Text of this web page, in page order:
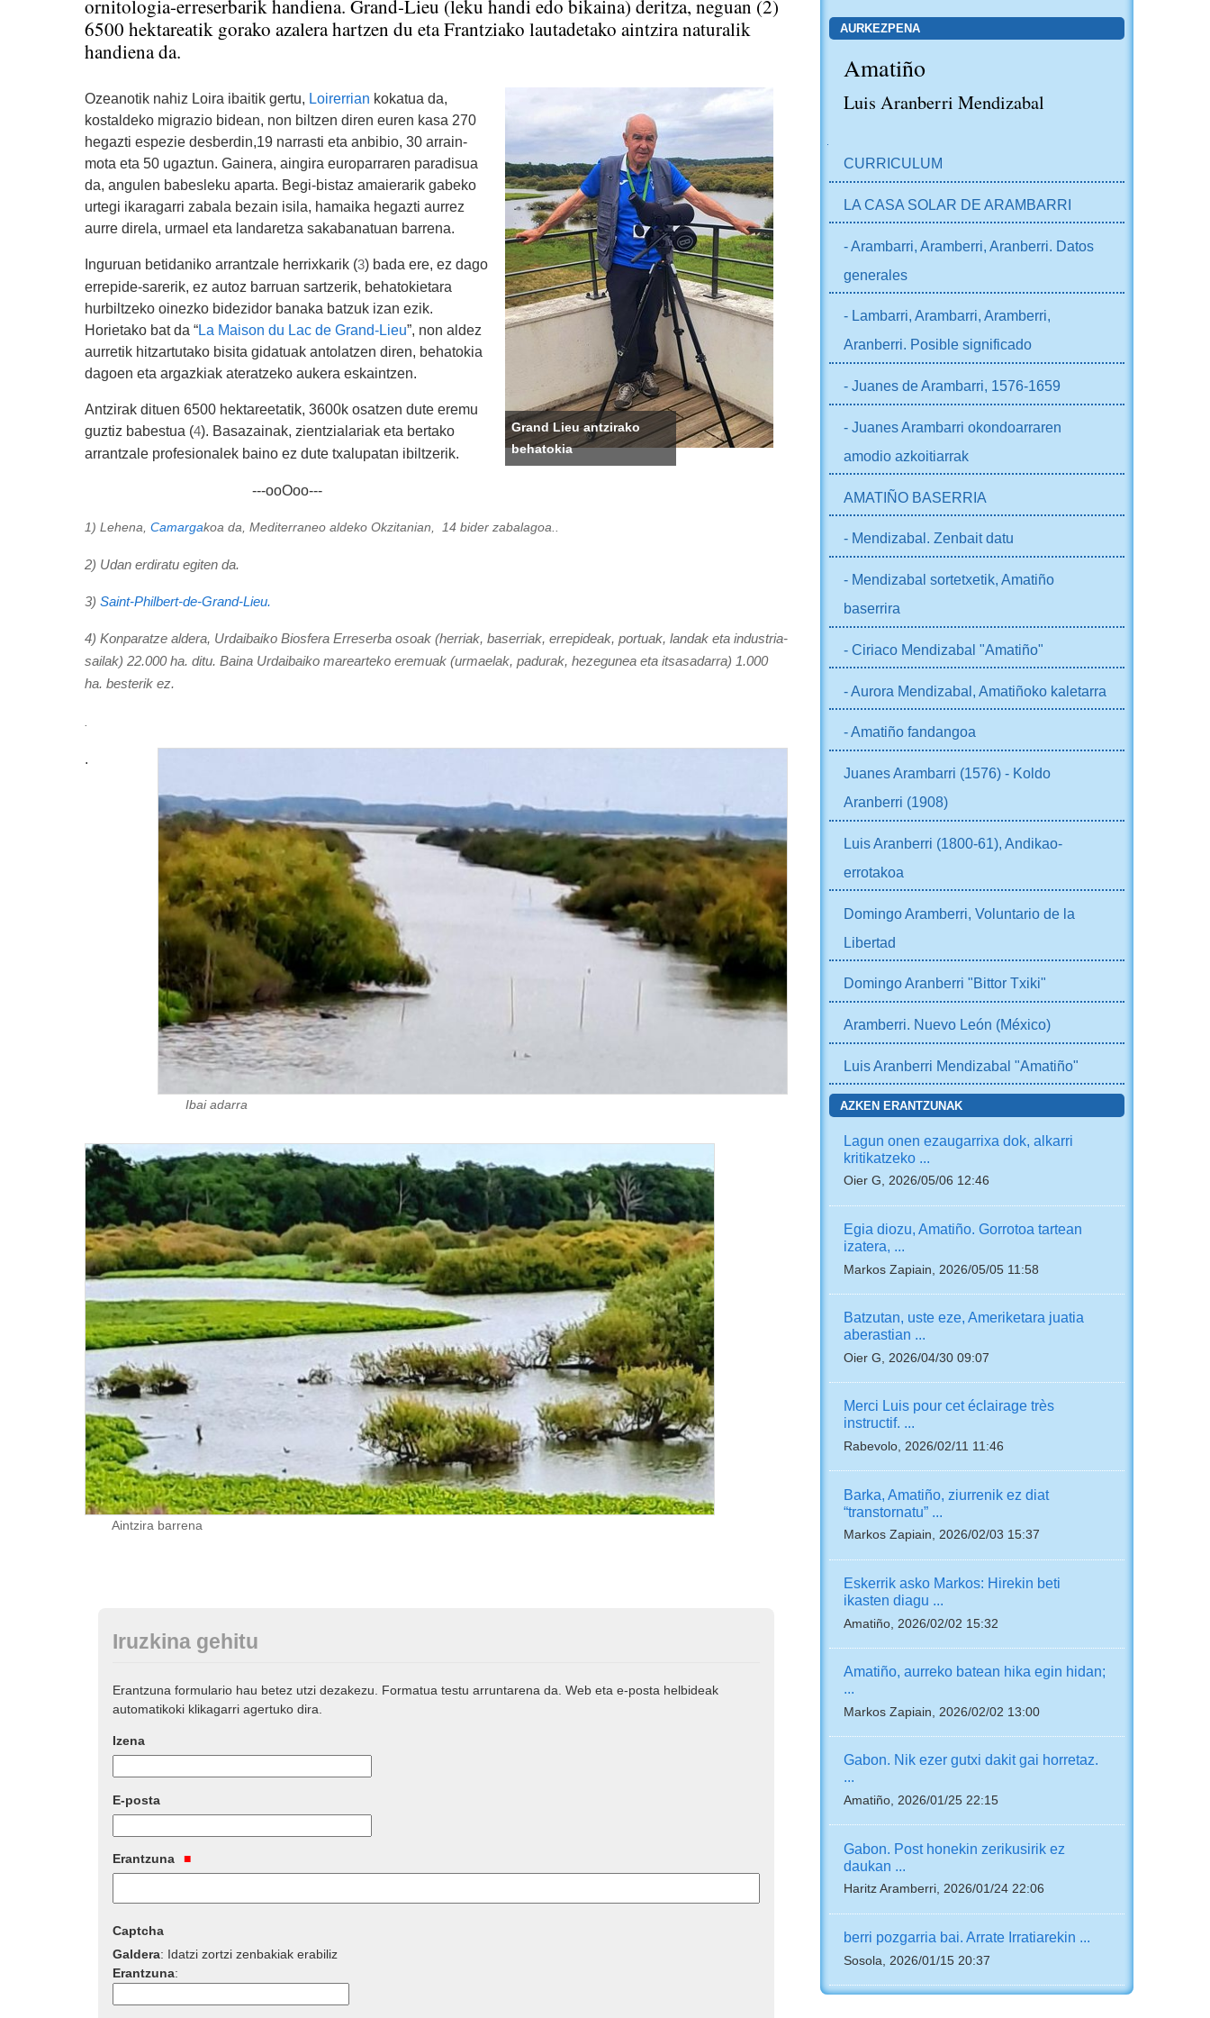
ornitologia-erreserbarik handiena. Grand-Lieu (leku handi edo bikaina) deritza, neguan (2)
6500 hektareatik gorako azalera hartzen du eta Frantziako lautadetako aintzira naturalik
handiena da.
Grand Lieu antzirako
behatokia
Ozeanotik nahiz Loira ibaitik gertu, Loirerrian kokatua da,
kostaldeko migrazio bidean, non biltzen diren euren kasa 270
hegazti espezie desberdin,19 narrasti eta anbibio, 30 arrain-
mota eta 50 ugaztun. Gainera, aingira europarraren paradisua
da, angulen babesleku aparta. Begi-bistaz amaierarik gabeko
urtegi ikaragarri zabala bezain isila, hamaika hegazti aurrez
aurre direla, urmael eta landaretza sakabanatuan barrena.
Inguruan betidaniko arrantzale herrixkarik (3) bada ere, ez dago
errepide-sarerik, ez autoz barruan sartzerik, behatokietara
hurbiltzeko oinezko bidezidor banaka batzuk izan ezik.
Horietako bat da “La Maison du Lac de Grand-Lieu”, non aldez
aurretik hitzartutako bisita gidatuak antolatzen diren, behatokia
dagoen eta argazkiak ateratzeko aukera eskaintzen.
Antzirak dituen 6500 hektareetatik, 3600k osatzen dute eremu
guztiz babestua (4). Basazainak, zientzialariak eta bertako
arrantzale profesionalek baino ez dute txalupatan ibiltzerik.
---ooOoo---
1) Lehena, Camargakoa da, Mediterraneo aldeko Okzitanian, 14 bider zabalagoa..
2) Udan erdiratu egiten da.
3) Saint-Philbert-de-Grand-Lieu.
4) Konparatze aldera, Urdaibaiko Biosfera Erreserba osoak (herriak, baserriak, errepideak, portuak, landak eta industria-
sailak) 22.000 ha. ditu. Baina Urdaibaiko marearteko eremuak (urmaelak, padurak, hezegunea eta itsasadarra) 1.000
ha. besterik ez.
Ibai adarra
.
Aintzira barrena
Iruzkina gehitu
Erantzuna formulario hau betez utzi dezakezu. Formatua testu arruntarena da. Web eta e-posta helbideak
automatikoki klikagarri agertuko dira.
Izena
E-posta
Erantzuna
Captcha
Galdera: Idatzi zortzi zenbakiak erabiliz
Erantzuna:
AURKEZPENA
Amatiño
Luis Aranberri Mendizabal
CURRICULUM
LA CASA SOLAR DE ARAMBARRI
- Arambarri, Aramberri, Aranberri. Datos
generales
- Lambarri, Arambarri, Aramberri,
Aranberri. Posible significado
- Juanes de Arambarri, 1576-1659
- Juanes Arambarri okondoarraren
amodio azkoitiarrak
AMATIÑO BASERRIA
- Mendizabal. Zenbait datu
- Mendizabal sortetxetik, Amatiño
baserrira
- Ciriaco Mendizabal "Amatiño"
- Aurora Mendizabal, Amatiñoko kaletarra
- Amatiño fandangoa
Juanes Arambarri (1576) - Koldo
Aranberri (1908)
Luis Aranberri (1800-61), Andikao-
errotakoa
Domingo Aramberri, Voluntario de la
Libertad
Domingo Aranberri "Bittor Txiki"
Aramberri. Nuevo León (México)
Luis Aranberri Mendizabal "Amatiño"
AZKEN ERANTZUNAK
Lagun onen ezaugarrixa dok, alkarri
kritikatzeko ...
Oier G, 2026/05/06 12:46
Egia diozu, Amatiño. Gorrotoa tartean
izatera, ...
Markos Zapiain, 2026/05/05 11:58
Batzutan, uste eze, Ameriketara juatia
aberastian ...
Oier G, 2026/04/30 09:07
Merci Luis pour cet éclairage très
instructif. ...
Rabevolo, 2026/02/11 11:46
Barka, Amatiño, ziurrenik ez diat
“transtornatu” ...
Markos Zapiain, 2026/02/03 15:37
Eskerrik asko Markos: Hirekin beti
ikasten diagu ...
Amatiño, 2026/02/02 15:32
Amatiño, aurreko batean hika egin hidan;
...
Markos Zapiain, 2026/02/02 13:00
Gabon. Nik ezer gutxi dakit gai horretaz.
...
Amatiño, 2026/01/25 22:15
Gabon. Post honekin zerikusirik ez
daukan ...
Haritz Aramberri, 2026/01/24 22:06
berri pozgarria bai. Arrate Irratiarekin ...
Sosola, 2026/01/15 20:37